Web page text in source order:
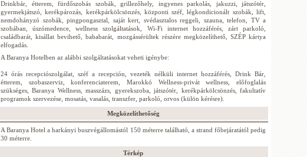
Drinkbár, étterem, fürdőszobás szobák, grillezőhely, ingyenes parkolás, jakuzzi, játszótér,
gyermekjátszó, kerékpározás, kerékpárkölcsönzés, központi széf, légkondicionált szobák, lift,
nemdohányzó szobák, pingpongasztal, saját kert, svédasztalos reggeli, szauna, telefon, TV a
szobában, úszómedence, wellness szolgáltatások, Wi-Fi internet hozzáférés, zárt parkoló,
családbarát, kisállat bevihető, bababarát, mozgássérültek részére megközelíthető, SZÉP kártya
elfogadás.
A Baranya Hotelben az alábbi szolgáltatásokat veheti igénybe:
24 órás recepciószolgálat, széf a recepción, vezeték nélküli internet hozzáférés, Drink Bár,
étterem, szobaszerviz, konferenciaterem, Marokkó Wellness-privát wellness, előfoglalás
szükséges, Baranya Wellness, masszázs, gyerekszoba, játszótér, kerékpárkölcsönzés, fakultatív
programok szervezése, mosatás, vasalás, transzfer, parkoló, orvos (külön kérésre).
Megközelíthetőség
A Baranya Hotel a harkányi buszvégállomástól 150 méterre található, a strand főbejáratától pedig
30 méterre.
Térkép